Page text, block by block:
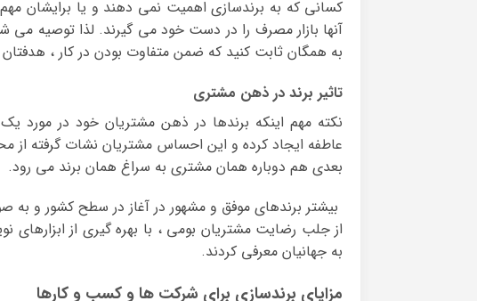
کسانی که به برندسازی اهمیت نمی دهند و یا برایشان
آنها بازار مصرف را در دست خود می گیرند. لذا توصیه می
به همگان ثابت کنید که ضمن متفاوت بودن در کار ،
تاثیر برند در ذهن مشتری
نکته مهم اینکه برندها در ذهن مشتریان خود در
عاطفه ایجاد کرده و این احساس مشتریان نشات گرفته
بعدی هم دوباره همان مشتری به سراغ همان برند می رود.
بیشتر برندهای موفق و مشهور در آغاز در سطح کشور و
از جلب رضایت مشتریان بومی ، با بهره گیری از ابزارهای
به جهانیان معرفی کردند.
مزایای برندسازی برای شرکت ها و کسب و کارها